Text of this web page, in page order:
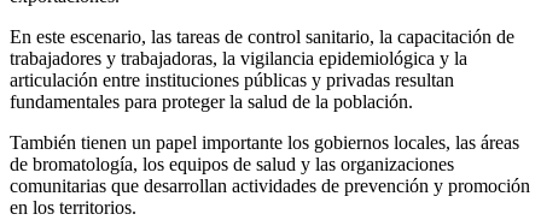
En este escenario, las tareas de control sanitario, la capacitación de
trabajadores y trabajadoras, la vigilancia epidemiológica y la
articulación entre instituciones públicas y privadas resultan
fundamentales para proteger la salud de la población.
También tienen un papel importante los gobiernos locales, las áreas
de bromatología, los equipos de salud y las organizaciones
comunitarias que desarrollan actividades de prevención y promoción
en los territorios.